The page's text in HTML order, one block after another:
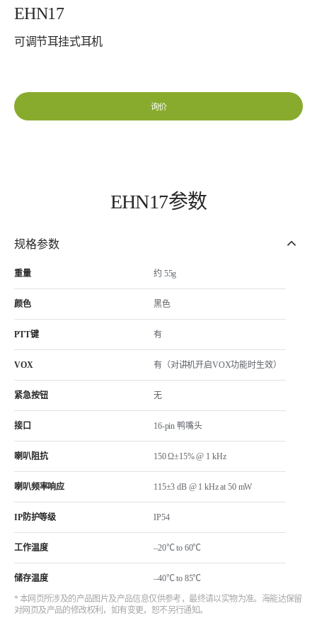
EHN17
可调节耳挂式耳机
询价
EHN17参数
规格参数
重量 约 55g
颜色 黑色
PTT键 有
VOX 有（对讲机开启VOX功能时生效）
紧急按钮 无
接口 16-pin 鸭嘴头
喇叭阻抗 150 Ω±15% @ 1 kHz
喇叭频率响应 115±3 dB @ 1 kHz at 50 mW
IP防护等级 IP54
工作温度 –20℃ to 60℃
储存温度 –40℃ to 85℃
* 本网页所涉及的产品图片及产品信息仅供参考，最终请以实物为准。海能达保留
对网页及产品的修改权利，如有变更，恕不另行通知。